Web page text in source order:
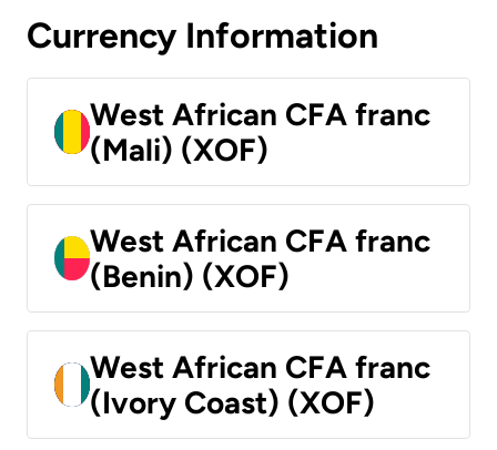
Currency Information
West African CFA franc
(Mali) (XOF)
West African CFA franc
(Benin) (XOF)
West African CFA franc
(Ivory Coast) (XOF)